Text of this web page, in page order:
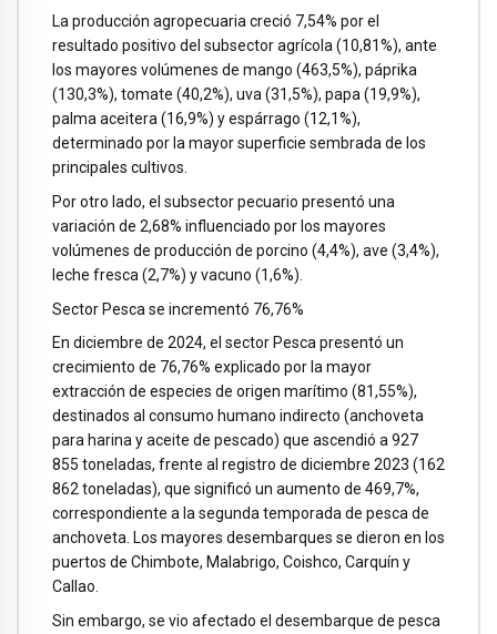
La producción agropecuaria creció 7,54% por el
resultado positivo del subsector agrícola (10,81%), ante
los mayores volúmenes de mango (463,5%), páprika
(130,3%), tomate (40,2%), uva (31,5%), papa (19,9%),
palma aceitera (16,9%) y espárrago (12,1%),
determinado por la mayor superficie sembrada de los
principales cultivos.
Por otro lado, el subsector pecuario presentó una
variación de 2,68% influenciado por los mayores
volúmenes de producción de porcino (4,4%), ave (3,4%),
leche fresca (2,7%) y vacuno (1,6%).
Sector Pesca se incrementó 76,76%
En diciembre de 2024, el sector Pesca presentó un
crecimiento de 76,76% explicado por la mayor
extracción de especies de origen marítimo (81,55%),
destinados al consumo humano indirecto (anchoveta
para harina y aceite de pescado) que ascendió a 927
855 toneladas, frente al registro de diciembre 2023 (162
862 toneladas), que significó un aumento de 469,7%,
correspondiente a la segunda temporada de pesca de
anchoveta. Los mayores desembarques se dieron en los
puertos de Chimbote, Malabrigo, Coishco, Carquín y
Callao.
Sin embargo, se vio afectado el desembarque de pesca